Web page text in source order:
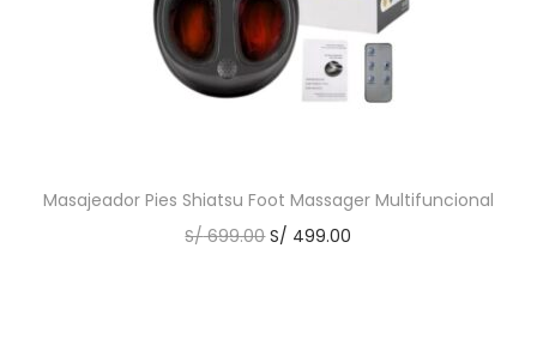
Masajeador Pies Shiatsu Foot Massager Multifuncional
S/699.00 S/ 499.00